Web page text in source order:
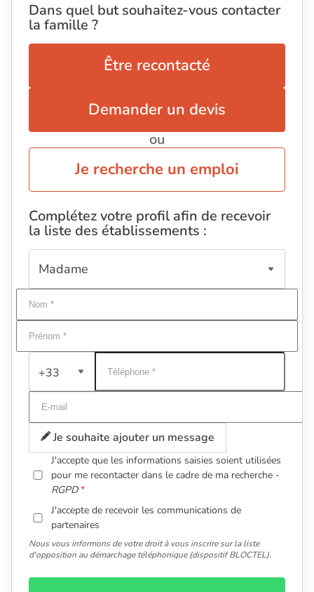
Dans quel but souhaitez-vous contacter
la famille ?
Être recontacté
Demander un devis
ou
Je recherche un emploi
Complétez votre profil afin de recevoir
la liste des établissements :
+33
Je souhaite ajouter un message
J'accepte que les informations saisies soient utilisées
pour me recontacter dans le cadre de ma recherche -
RGPD
J'accepte de recevoir les communications de
partenaires
Nous vous informons de votre droit à vous inscrire sur la liste
d'opposition au démarchage téléphonique (dispositif BLOCTEL).